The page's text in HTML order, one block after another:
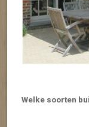
Welke soorten